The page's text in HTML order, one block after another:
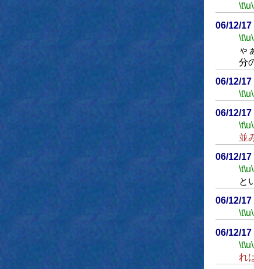
\t\u
06/12/17
\t\u
ゃ
分
06/12/17
\t\u
06/12/17
\t\u
並
06/12/17
\t\u
と
06/12/17
\t\u
06/12/17
\t\u
れ